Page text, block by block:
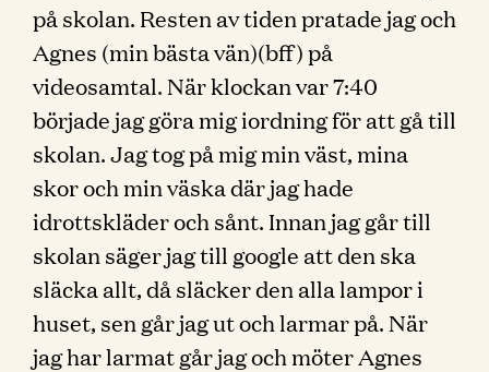
på skolan. Resten av tiden pratade jag och
Agnes (min bästa vän)(bff) på
videosamtal. När klockan var 7:40
började jag göra mig iordning för att gå till
skolan. Jag tog på mig min väst, mina
skor och min väska där jag hade
idrottskläder och sånt. Innan jag går till
skolan säger jag till google att den ska
släcka allt, då släcker den alla lampor i
huset, sen går jag ut och larmar på. När
jag har larmat går jag och möter Agnes